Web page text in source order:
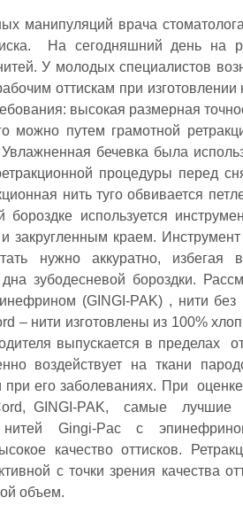
манипуляций врача
На сегодняшний день на
У молодых специалистов
оттискам при
высокая размерная
можно путем грамотной
бечевка была
процедуры перед
нить туго обвивается
бороздке используется
закругленным краем.
нужно аккуратно,
зубодесневой бороздки.
(GINGI‐PAK) , нити
– нити изготовлены ​​из 100%
выпускается в
воздействует на ткани
при его заболеваниях. При
GINGI‐PAK, самые
нитей Gingi‐Pac с
качество оттисков.
с точки зрения качества
объем.